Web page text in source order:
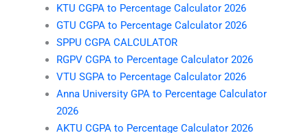
KTU CGPA to Percentage Calculator 2026
GTU CGPA to Percentage Calculator 2026
SPPU CGPA CALCULATOR
RGPV CGPA to Percentage Calculator 2026
VTU SGPA to Percentage Calculator 2026
Anna University GPA to Percentage Calculator
2026
AKTU CGPA to Percentage Calculator 2026